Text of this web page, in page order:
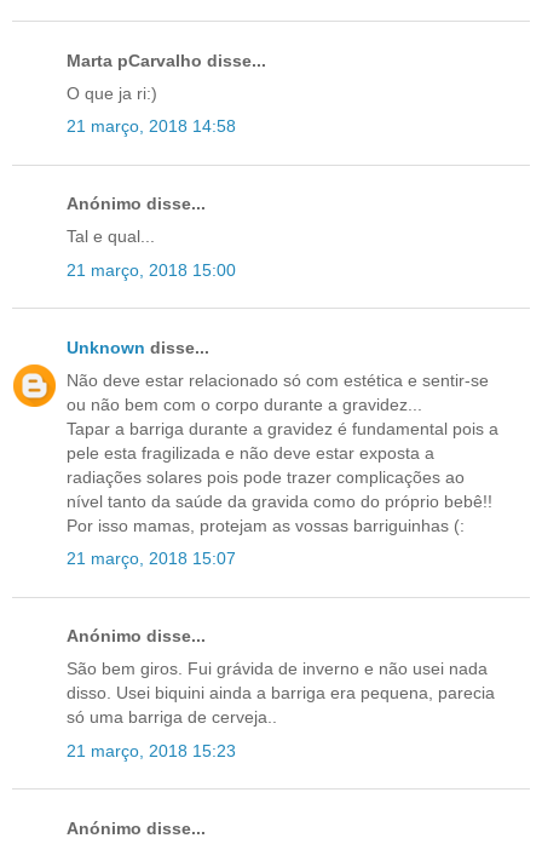
Marta pCarvalho disse...
O que ja ri:)
21 março, 2018 14:58
Anónimo disse...
Tal e qual...
21 março, 2018 15:00
Unknown disse...
Não deve estar relacionado só com estética e sentir-se
ou não bem com o corpo durante a gravidez...
Tapar a barriga durante a gravidez é fundamental pois a
pele esta fragilizada e não deve estar exposta a
radiações solares pois pode trazer complicações ao
nível tanto da saúde da gravida como do próprio bebê!!
Por isso mamas, protejam as vossas barriguinhas (:
21 março, 2018 15:07
Anónimo disse...
São bem giros. Fui grávida de inverno e não usei nada
disso. Usei biquini ainda a barriga era pequena, parecia
só uma barriga de cerveja..
21 março, 2018 15:23
Anónimo disse...